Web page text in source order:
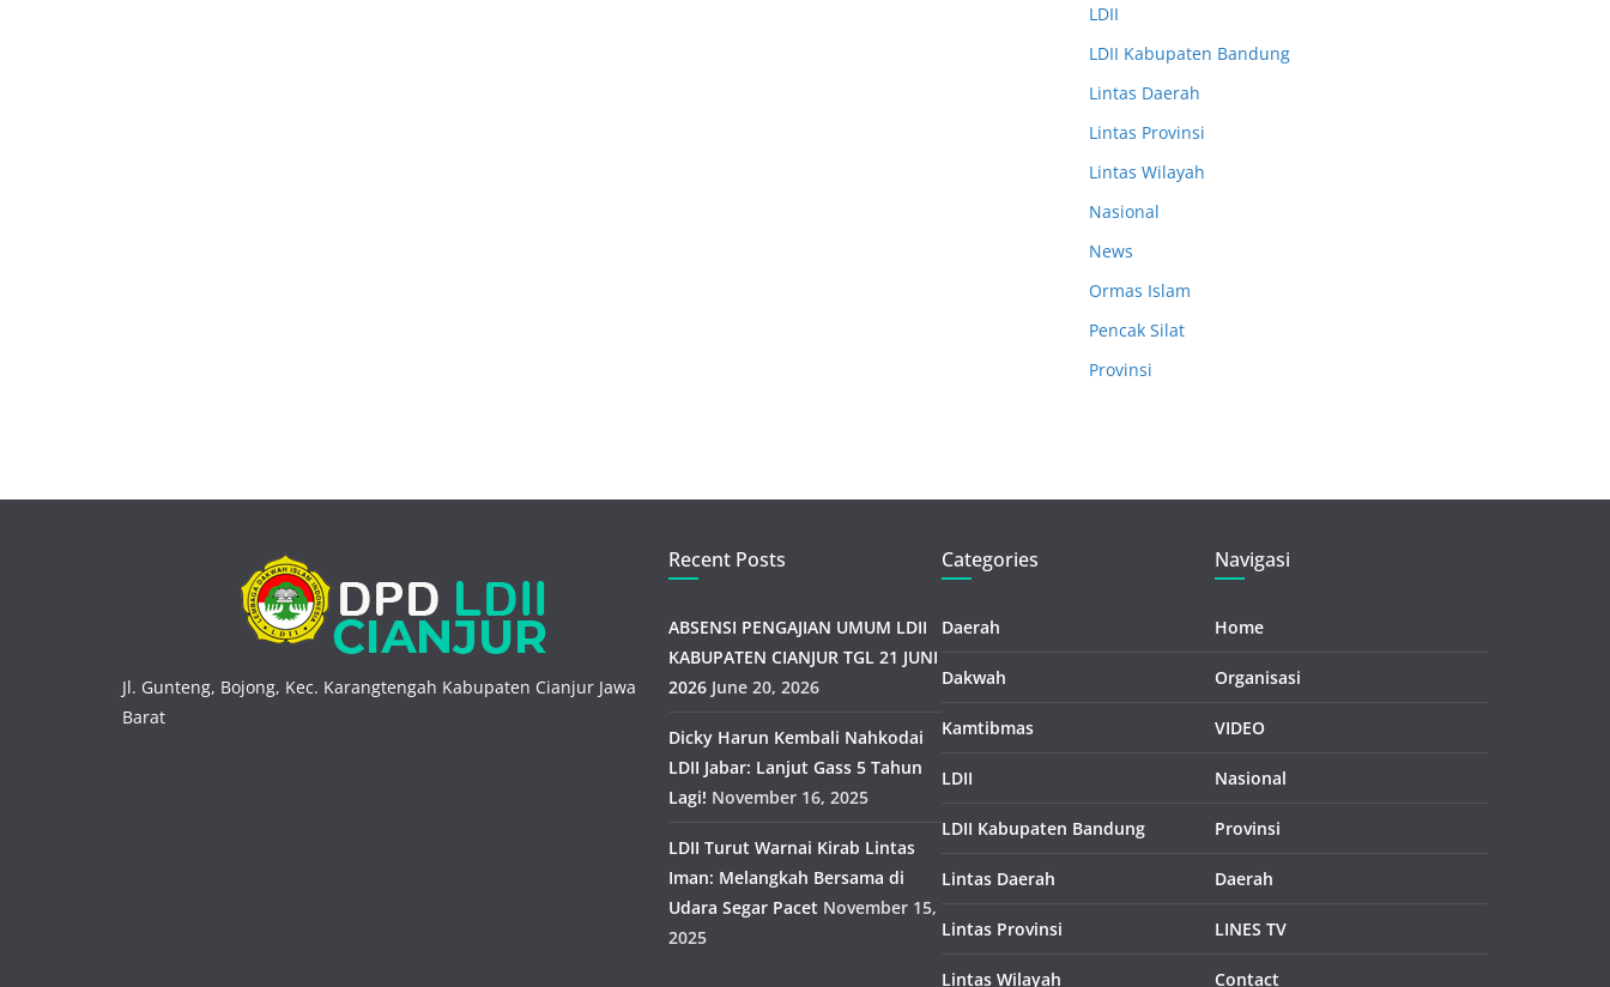
LDII
LDII Kabupaten Bandung
Lintas Daerah
Lintas Provinsi
Lintas Wilayah
Nasional
News
Ormas Islam
Pencak Silat
Provinsi
Jl. Gunteng, Bojong, Kec. Karangtengah Kabupaten Cianjur Jawa
Barat
Recent Posts
ABSENSI PENGAJIAN UMUM LDII
KABUPATEN CIANJUR TGL 21 JUNI
2026 June 20, 2026
Dicky Harun Kembali Nahkodai
LDII Jabar: Lanjut Gass 5 Tahun
Lagi! November 16, 2025
LDII Turut Warnai Kirab Lintas
Iman: Melangkah Bersama di
Udara Segar Pacet November 15,
2025
Categories
Daerah
Dakwah
Kamtibmas
LDII
LDII Kabupaten Bandung
Lintas Daerah
Lintas Provinsi
Lintas Wilayah
Navigasi
Home
Organisasi
VIDEO
Nasional
Provinsi
Daerah
LINES TV
Contact